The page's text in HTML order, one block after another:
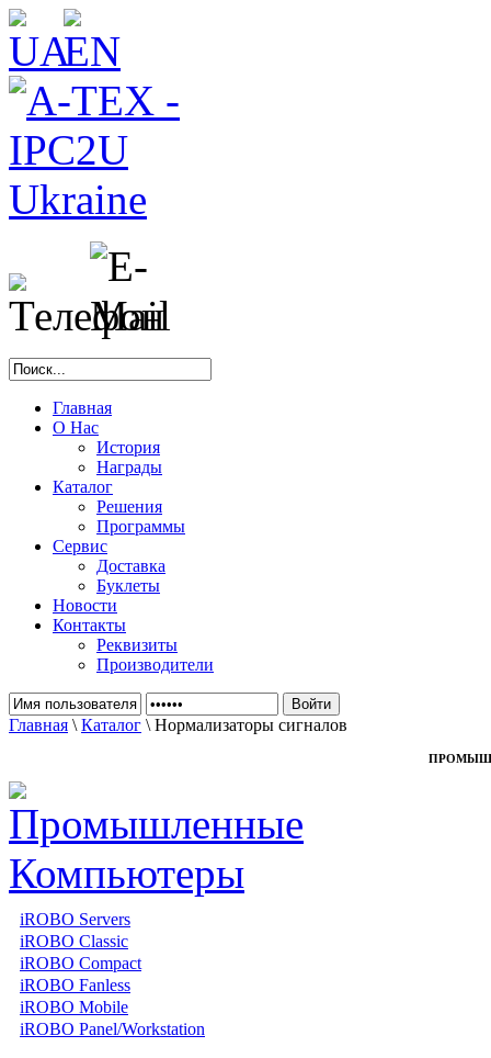
Главная
О Нас
История
Награды
Каталог
Решения
Программы
Сервис
Доставка
Буклеты
Новости
Контакты
Реквизиты
Производители
Главная \ Каталог \ Нормализаторы сигналов
iROBO Servers
iROBO Classic
iROBO Compact
iROBO Fanless
iROBO Mobile
iROBO Panel/Workstation